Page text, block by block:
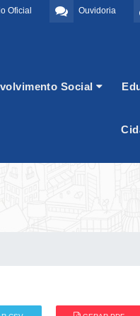
Ouvidoria
Oficial
Social